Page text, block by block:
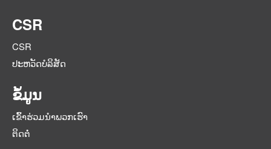
CSR
CSR
ປະຫວັດບໍລິສັດ
ຂໍ້ມູນ
ເຂົ້າ​ຮ່ວມ​ນໍາ​ພວກ​ເຮົາ
ຕິດຕໍ່